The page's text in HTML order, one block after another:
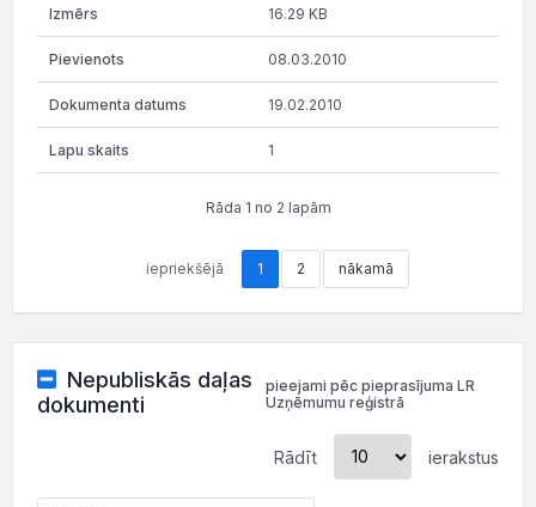
16.29 KB
08.03.2010
19.02.2010
1
Rāda 1 no 2 lapām
iepriekšējā 1 2 nākamā
Nepubliskās daļas
dokumenti
pieejami pēc pieprasījuma LR
Uzņēmumu reģistrā
Rādīt ierakstus